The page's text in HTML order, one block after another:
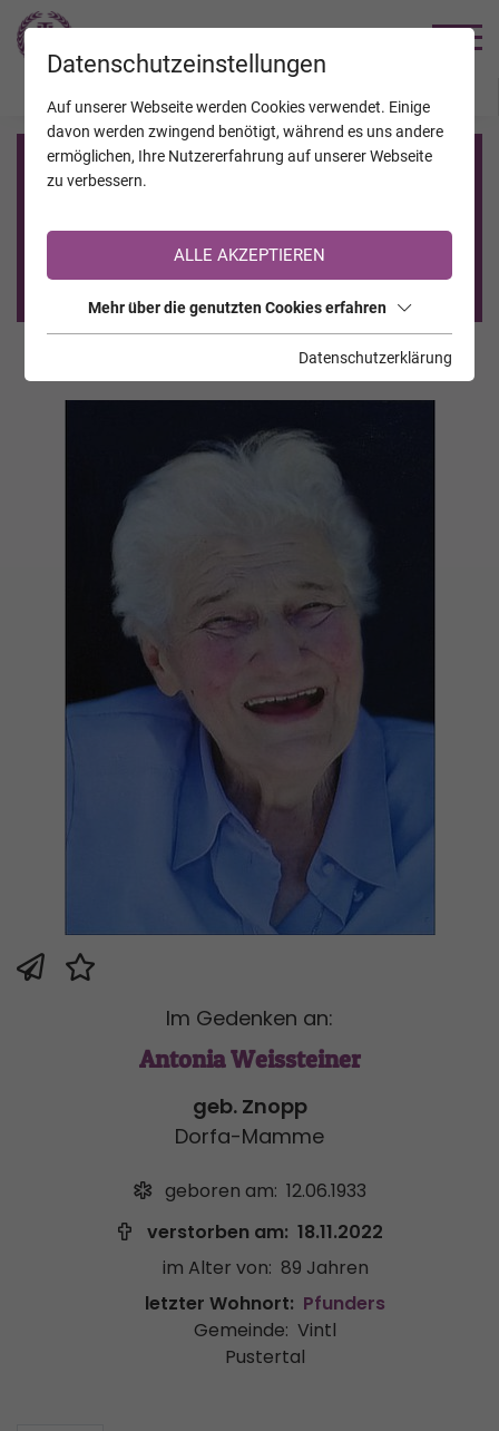
Registrierung auf TrauerHilfe.it
Sie sind noch nicht auf TrauerHilfe.it registriert?
>> zur kostenlosen Registrierung <<
Im Gedenken an:
Antonia Weissteiner
geb. Znopp
Dorfa-Mamme
geboren am: 12.06.1933
verstorben am: 18.11.2022
im Alter von: 89 Jahren
letzter Wohnort: Pfunders
Gemeinde: Vintl
Pustertal
Datenschutzeinstellungen
Auf unserer Webseite werden Cookies verwendet. Einige
davon werden zwingend benötigt, während es uns andere
ermöglichen, Ihre Nutzererfahrung auf unserer Webseite
zu verbessern.
ALLE AKZEPTIEREN
Mehr über die genutzten Cookies erfahren
Datenschutzerklärung
JAHRESTAGE KALENDER VERSTORBENE